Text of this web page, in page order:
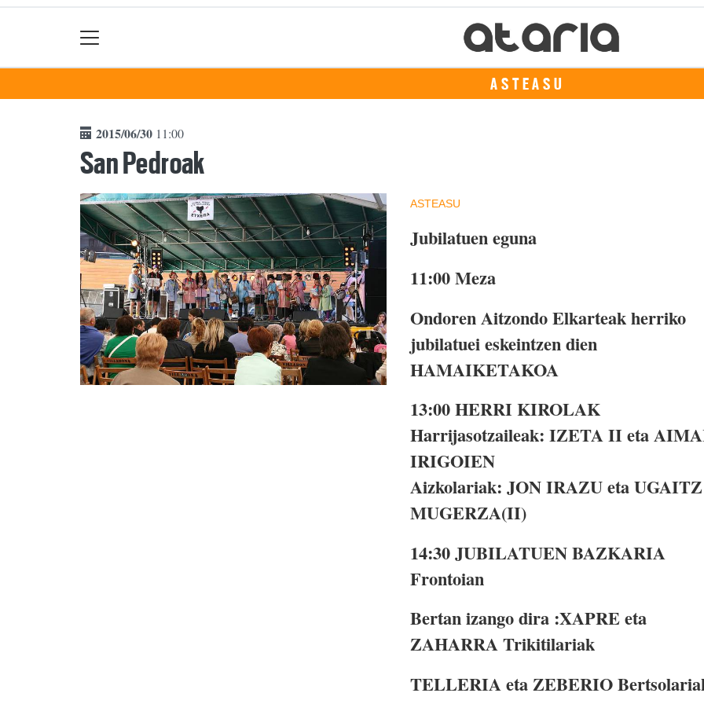
ASTEASU
2015/06/30 11:00
San Pedroak
ASTEASU
Jubilatuen eguna
11:00Meza
OndorenAitzondo Elkarteak herriko
jubilatuei eskeintzen dien
HAMAIKETAKOA
13:00HERRI KIROLAK
Harrijasotzaileak: IZETA II eta
IRIGOIEN
Aizkolariak: JON IRAZU eta UGAITZ
MUGERZA(II)
14:30JUBILATUEN BAZKARIA
Frontoian
Bertan izango dira :XAPRE eta
ZAHARRA Trikitilariak
TELLERIA eta ZEBERIO